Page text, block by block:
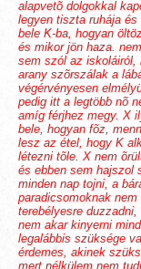
alapvetõ dolgokkal
legyen tiszta ruhája
bele K-ba, hogyan
és mikor jön haza.
sem szól az iskoláiról,
arany szõrszálak a
végérvényesen
pedig itt a legtöbb nõ
amíg férjhez megy. X
bele, hogyan fõz,
lesz az étel, hogy K
létezni tõle. X nem
és ebben sem hajszol
minden nap tojni, a
paradicsomoknak
terebélyesre
nem akar kinyerni
legalábbis szüksége
érdemes, akinek
mert nélkülem nem